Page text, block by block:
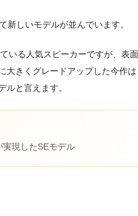
新しいモデルが並んでいます。
いる人気スピーカーですが、表面
大きくグレードアップした今作は
と言えます。
現したSEモデル